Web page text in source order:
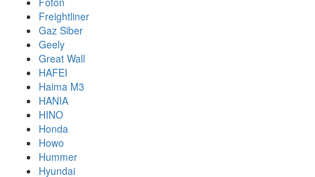
Freightliner
Gaz Siber
Geely
Great Wall
HAFEI
Haima M3
HANIA
HINO
Honda
Howo
Hummer
Hyundai